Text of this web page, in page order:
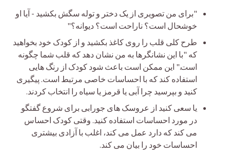
"برای من تصویری از یک دختر و توله سگش بکشید - آیا او
خوشحال است؟ ناراحت است؟ دیوانه؟"
طرح کلی قلب را روی کاغذ بکشید و از کودک خود بخواهید
که "با این نشانگرها به من نشان دهد که قلب شما چگونه
است." این ممکن است باعث شود کودک از رنگ هایی
استفاده کند که با احساسات خاصی مرتبط است. پیگیری
کنید و بپرسید چرا آبی یا قرمز یا سیاه را انتخاب کردند.
یا سعی کنید از عروسک های جورابی برای شروع گفتگو
در مورد احساسات استفاده کنید. وقتی کودک احساس
می کند که دارد عمل می کند، اغلب با آزادی بیشتری
احساسات خود را بیان می کند.